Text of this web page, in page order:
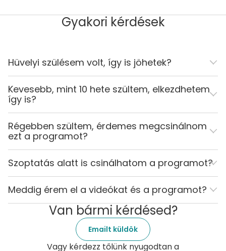
Gyakori kérdések
Hüvelyi szülésem volt, így is jöhetek?
Kevesebb, mint 10 hete szültem, elkezdhetem
így is?
Régebben szültem, érdemes megcsinálnom
ezt a programot?
Szoptatás alatt is csinálhatom a programot?
Meddig érem el a videókat és a programot?
Van bármi kérdésed?
Emailt küldök
Vagy kérdezz tőlünk nyugodtan a